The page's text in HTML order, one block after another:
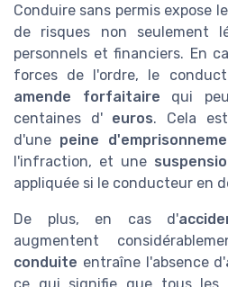
Conduire sans permis expose
de risques non seulement
personnels et financiers. En
forces de l'ordre, le
amende forfaitaire qui
centaines d' euros. Cela
d'une peine
l'infraction, et une
appliquée si le conducteur en
De plus, en cas d'
augmentent
conduite entraîne l'absence d'